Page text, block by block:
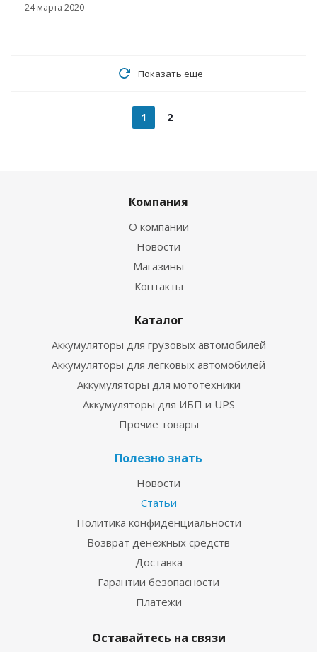
24 марта 2020
Показать еще
1 2
Компания
О компании
Новости
Магазины
Контакты
Каталог
Аккумуляторы для грузовых автомобилей
Аккумуляторы для легковых автомобилей
Аккумуляторы для мототехники
Аккумуляторы для ИБП и UPS
Прочие товары
Полезно знать
Новости
Статьи
Политика конфиденциальности
Возврат денежных средств
Доставка
Гарантии безопасности
Платежи
Оставайтесь на связи